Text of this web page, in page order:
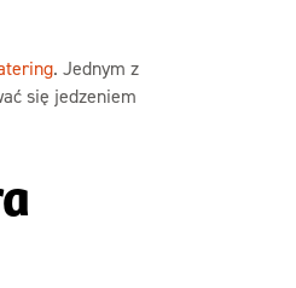
. Jednym z
się jedzeniem